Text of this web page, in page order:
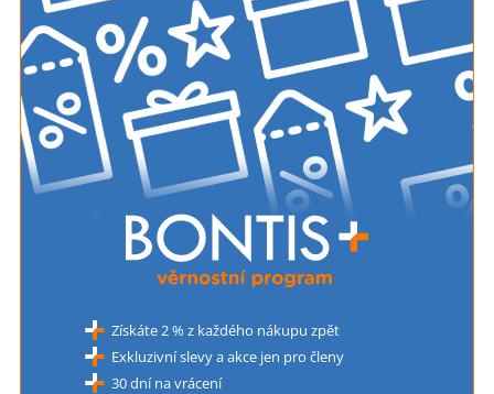
Získáte 2 % z každého nákupu zpět
Exkluzivní slevy a akce jen pro členy
30 dní na vrácení